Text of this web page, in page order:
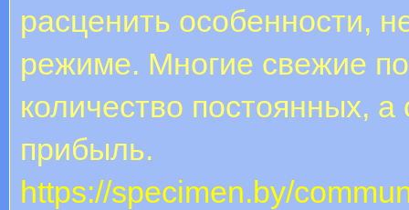
расценить особенности,
режиме. Многие свежие
количество постоянных,
прибыль.
https://specimen.by/